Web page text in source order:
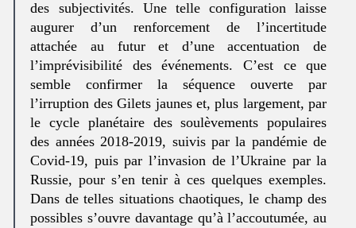
des subjectivités. Une telle configuration laisse
augurer d’un renforcement de l’incertitude
attachée au futur et d’une accentuation de
l’imprévisibilité des événements. C’est ce que
semble confirmer la séquence ouverte par
l’irruption des Gilets jaunes et, plus largement, par
le cycle planétaire des soulèvements populaires
des années 2018-2019, suivis par la pandémie de
Covid-19, puis par l’invasion de l’Ukraine par la
Russie, pour s’en tenir à ces quelques exemples.
Dans de telles situations chaotiques, le champ des
possibles s’ouvre davantage qu’à l’accoutumée, au